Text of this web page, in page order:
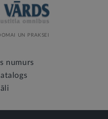
UN PRAKSEI
numurs